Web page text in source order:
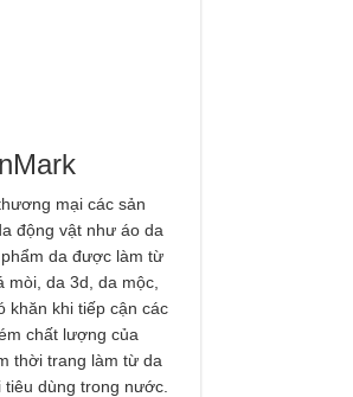
mại các sản
động vật như áo da
da được làm từ
da 3d, da mộc,
khăn khi tiếp cận các
chất lượng của
thời trang làm từ da
dùng trong nước.